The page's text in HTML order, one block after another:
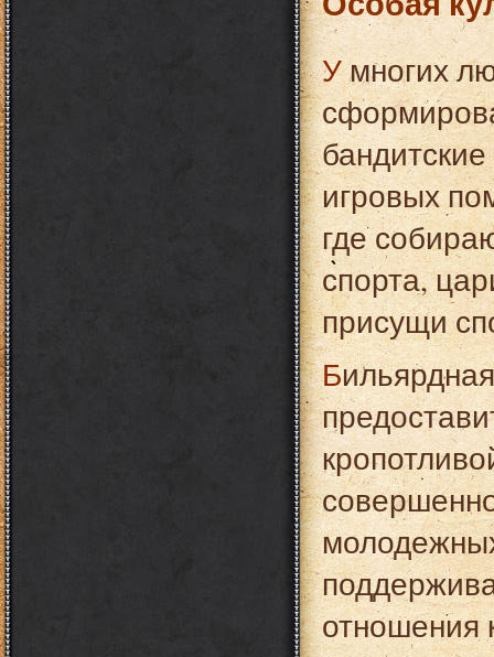
У многих людей представления о бильярде
игровых
где
спорта,
присущи
Бильярдная способна отвлечь ребенка от улицы и
отношения